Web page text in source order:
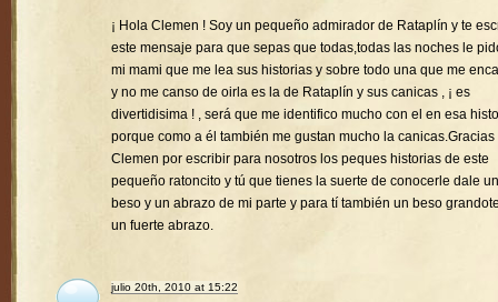
¡ Hola Clemen ! Soy un pequeño admirador de Rataplín y te
este mensaje para que sepas que todas,todas las noches le
mi mami que me lea sus historias y sobre todo una que me
y no me canso de oirla es la de Rataplín y sus canicas , ¡ es
divertidisima ! , será que me identifico mucho con el en esa
porque como a él también me gustan mucho la canicas.Gracias
Clemen por escribir para nosotros los peques historias de este
pequeño ratoncito y tú que tienes la suerte de conocerle dale un
beso y un abrazo de mi parte y para tí también un beso
un fuerte abrazo.
julio 20th, 2010 at 15:22